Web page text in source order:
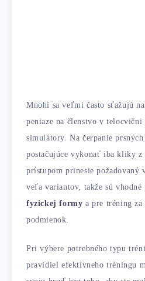
Mnohí sa veľmi často sťažujú na
peniaze na členstvo v telocvični
simulátory. Na čerpanie
postačujúce vykonať iba kliky z
prístupom prinesie požadovaný
veľa variantov, takže sú
fyzickej formy a pre tréning
podmienok.
Pri výbere potrebného typu
pravidiel efektívneho tréningu